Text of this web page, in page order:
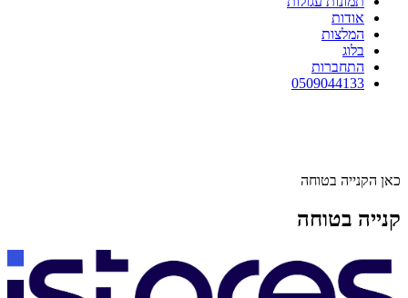
אודות
המלצות
בלוג
התחברות
0509044133
כאן הקנייה בטוחה
קנייה בטוחה